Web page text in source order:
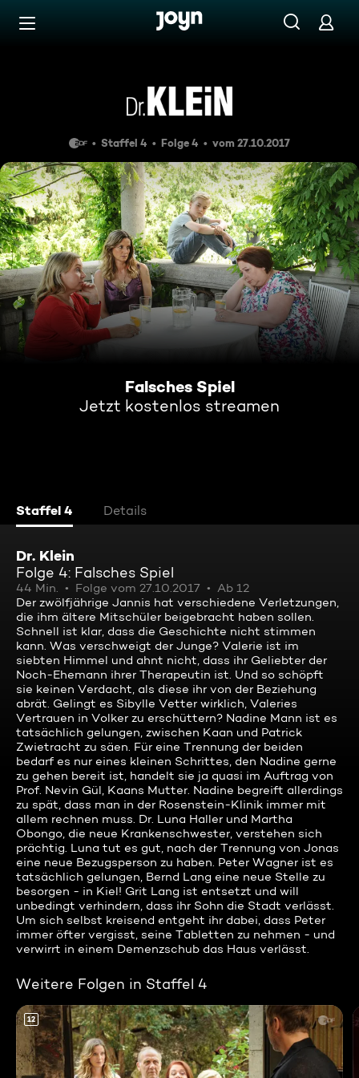
Zum Inhalt springen
Falsches Spiel
Staffel 4 Folge 4 vom 27.10.2017
Falsches Spiel
Jetzt kostenlos streamen
Staffel 4 Details
Dr. Klein
Folge 4: Falsches Spiel
44 Min. Folge vom 27.10.2017
Ab 12
Der zwölfjährige Jannis hat verschiedene Verletzungen,
die ihm ältere Mitschüler beigebracht haben sollen.
Schnell ist klar, dass die Geschichte nicht stimmen
kann. Was verschweigt der Junge? Valerie ist im
siebten Himmel und ahnt nicht, dass ihr Geliebter der
Noch-Ehemann ihrer Therapeutin ist. Und so schöpft
sie keinen Verdacht, als diese ihr von der Beziehung
abrät. Gelingt es Sibylle Vetter wirklich, Valeries
Vertrauen in Volker zu erschüttern? Nadine Mann ist es
tatsächlich gelungen, zwischen Kaan und Patrick
Zwietracht zu säen. Für eine Trennung der beiden
bedarf es nur eines kleinen Schrittes, den Nadine gerne
zu gehen bereit ist, handelt sie ja quasi im Auftrag von
Prof. Nevin Gül, Kaans Mutter. Nadine begreift allerdings
zu spät, dass man in der Rosenstein-Klinik immer mit
allem rechnen muss. Dr. Luna Haller und Martha
Obongo, die neue Krankenschwester, verstehen sich
prächtig. Luna tut es gut, nach der Trennung von Jonas
eine neue Bezugsperson zu haben. Peter Wagner ist es
tatsächlich gelungen, Bernd Lang eine neue Stelle zu
besorgen - in Kiel! Grit Lang ist entsetzt und will
unbedingt verhindern, dass ihr Sohn die Stadt verlässt.
Um sich selbst kreisend entgeht ihr dabei, dass Peter
immer öfter vergisst, seine Tabletten zu nehmen - und
verwirrt in einem Demenzschub das Haus verlässt.
Weitere Folgen in Staffel 4
12